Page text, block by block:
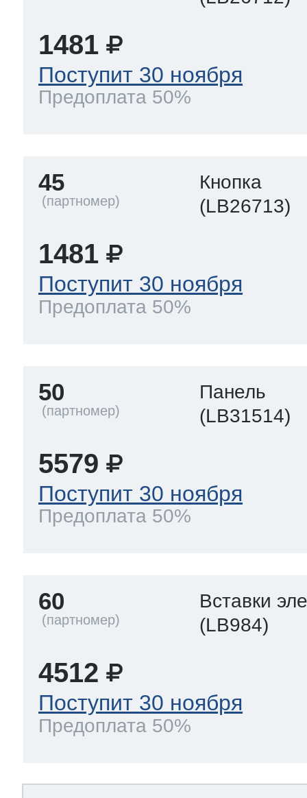
1481
Поступит 30 ноября
Предоплата 50%
45
Кнопка
(LB26713)
1481
Поступит 30 ноября
Предоплата 50%
50
Панель
(LB31514)
5579
Поступит 30 ноября
Предоплата 50%
60
Вставки
(LB984)
4512
Поступит 30 ноября
Предоплата 50%